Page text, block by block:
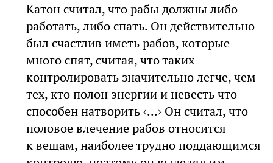
Катон считал, что рабы должны либо
работать, либо спать. Он действительно
был счастлив иметь рабов, которые
много спят, считая, что таких
контролировать значительно легче, чем
тех, кто полон энергии и невесть что
способен натворить ‹...› Он считал, что
половое влечение рабов относится
к вещам, наиболее трудно поддающимся